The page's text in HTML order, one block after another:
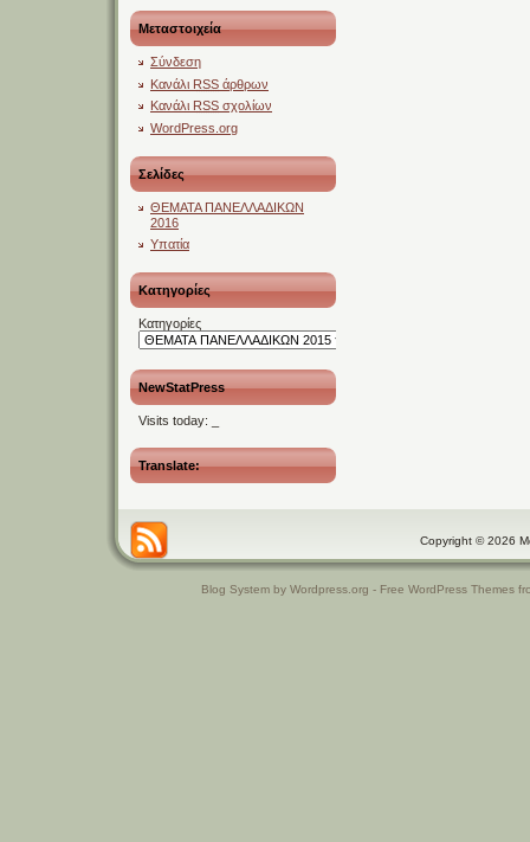
Μεταστοιχεία
Σύνδεση
Κανάλι RSS άρθρων
Κανάλι RSS σχολίων
WordPress.org
Σελίδες
ΘΕΜΑΤΑ ΠΑΝΕΛΛΑΔΙΚΩΝ
2016
Υπατία
Kατηγορίες
Kατηγορίες
NewStatPress
Visits today:
Translate:
Copyright © 2026
Blog System by Wordpress.org - Free WordPress Themes